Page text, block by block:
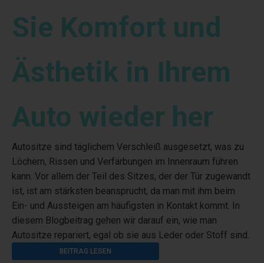
Sie Komfort und
Ästhetik in Ihrem
Auto wieder her
Autositze sind täglichem Verschleiß ausgesetzt, was zu
Löchern, Rissen und Verfärbungen im Innenraum führen
kann. Vor allem der Teil des Sitzes, der der Tür zugewandt
ist, ist am stärksten beansprucht, da man mit ihm beim
Ein- und Aussteigen am häufigsten in Kontakt kommt. In
diesem Blogbeitrag gehen wir darauf ein, wie man
Autositze repariert, egal ob sie aus Leder oder Stoff sind.
BEITRAG LESEN